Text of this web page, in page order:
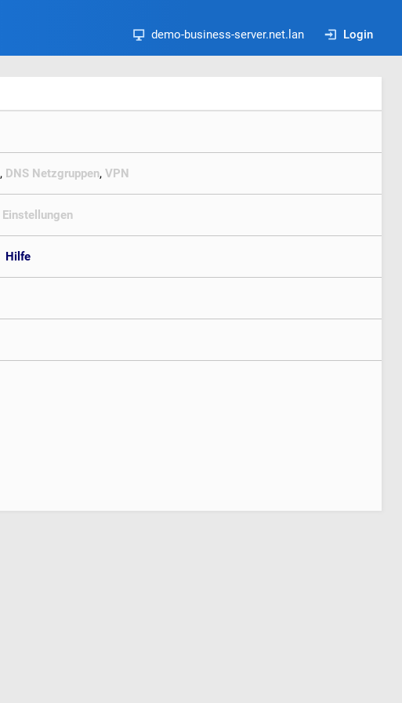
demo-business-server.net.lan Login
, DNS Netzgruppen, VPN
Einstellungen
Hilfe